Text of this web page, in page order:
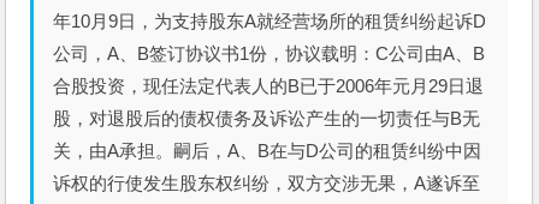
年10月9日，为支持股东A就经营场所的租赁纠纷起诉D
公司，A、B签订协议书1份，协议载明：C公司由A、B
合股投资，现任法定代表人的B已于2006年元月29日退
股，对退股后的债权债务及诉讼产生的一切责任与B无
关，由A承担。嗣后，A、B在与D公司的租赁纠纷中因
诉权的行使发生股东权纠纷，双方交涉无果，A遂诉至